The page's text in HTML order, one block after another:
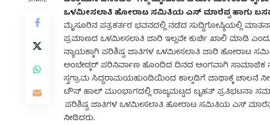
ಒಳಮೀಸಲಾತಿ ಹೋರಾಟ ಸಮಿತಿಯ ಎಸ್ ಮಾರೆಪ್ಪ ಹಾಗು
ಮೈಸೂರಿನ ಪತ್ರಕರ್ತರ ಭವನದಲ್ಲಿ ನಡೆದ ಸುದ್ದಿಗೋಷ್ಠಿಯಲ್ಲಿ
ಪ್ರಮಾಣದ ಒಳಮೀಸಲಾತಿ ಜಾರಿ ಇಲ್ಲವೇ ಕುರ್ಚಿ ಖಾಲಿ ಮಾಡಿ
ನ್ಯಾಯಕ್ಕಾಗಿ ಪರಿಶಿಷ್ಟ ಜಾತಿಗಳ ಒಳಮೀಸಲಾತಿ ಜಾರಿ ಹೋರಾಟ
ಅಂಬೇಡ್ಕರ್ ಪರಿನಿರ್ವಾಣ ಹೊಂದಿದ ದಿನದ ಅಂಗವಾಗಿ ಸಾಮಾಜಿಕ
ಸ್ವಗ್ರಾಮ ಸಿದ್ದರಾಮಯಹುಂಡಿಯಿಂದ ಕಾಲ್ನಡಿಗೆ ಜಾಥಾಕ್ಕೆ ಚಾಲನೆ‌
ಟೌನ್ ಹಾಲ್ ಮುಂಭಾಗದಲ್ಲಿ ರಾಜ್ಯಮಟ್ಟದ ಬೃಹತ್ ಪ್ರತಿಭಟನಾ
ಪರಿಶಿಷ್ಟ ಜಾತಿಗಳ ಒಳಮೀಸಲಾತಿ ಹೋರಾಟ ಸಮಿತಿಯ ಎಸ್
ನೀಡಿದರು.